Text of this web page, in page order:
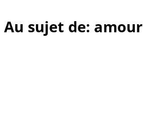
Au sujet de: amour